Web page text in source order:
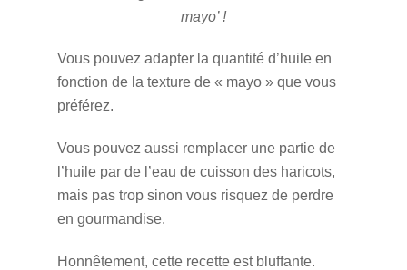
mayo’ !
Vous pouvez adapter la quantité d’huile en
fonction de la texture de « mayo » que vous
préférez.
Vous pouvez aussi remplacer une partie de
l’huile par de l’eau de cuisson des haricots,
mais pas trop sinon vous risquez de perdre
en gourmandise.
Honnêtement, cette recette est bluffante.